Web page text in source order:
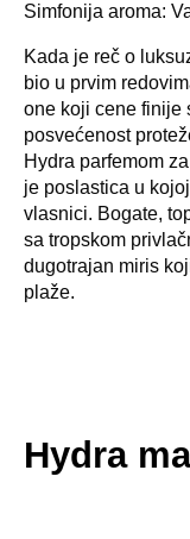
Simfonija aroma:
Kada je reč o
bio u prvim
one koji cene finije
posvećenost
Hydra parfemom
je poslastica u
vlasnici. Bogate,
sa tropskom
dugotrajan miris
plaže.
Hydra